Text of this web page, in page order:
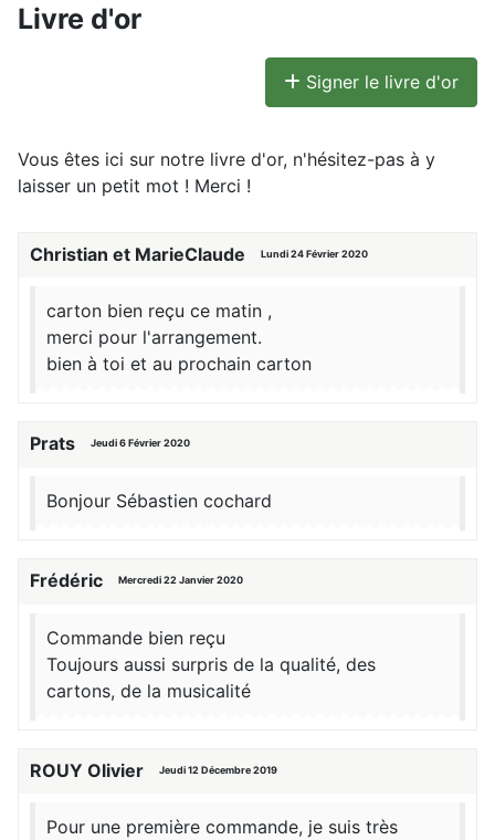
Livre d'or
Signer le livre d'or
Vous êtes ici sur notre livre d'or, n'hésitez-pas à y
laisser un petit mot ! Merci !
Christian et MarieClaude Lundi 24 Février 2020
carton bien reçu ce matin ,
merci pour l'arrangement.
bien à toi et au prochain carton
Prats Jeudi 6 Février 2020
Bonjour Sébastien cochard
Frédéric Mercredi 22 Janvier 2020
Commande bien reçu
Toujours aussi surpris de la qualité, des
cartons, de la musicalité
ROUY Olivier Jeudi 12 Décembre 2019
Pour une première commande, je suis très